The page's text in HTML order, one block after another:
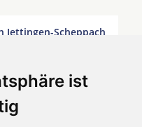
ist
Jettingen-Scheppach
* Eichenau*
*Germering *
*
Maisach